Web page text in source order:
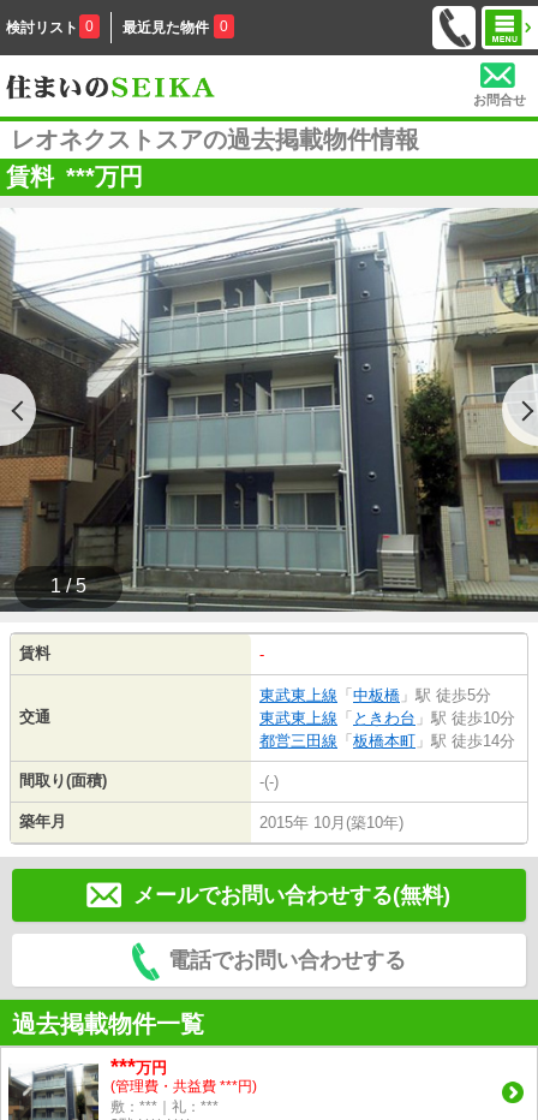
検討リスト 0 最近見た物件 0
お問合せ
レオネクストスアの過去掲載物件情報
賃料 ***万円
1 / 5
賃料 -
交通
東武東上線 「 中板橋 」駅 徒歩5分
東武東上線 「 ときわ台 」駅 徒歩10分
都営三田線 「 板橋本町 」駅 徒歩14分
間取り(面積) -(-)
築年月 2015年 10月(築10年)
メールでお問い合わせする(無料)
電話でお問い合わせする
過去掲載物件一覧
***万円
(管理費・共益費 ***円)
敷：***｜礼：***